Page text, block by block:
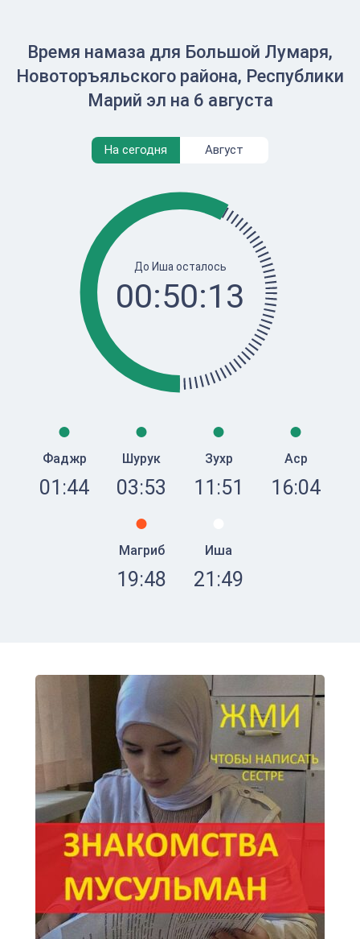
Время намаза для Большой Лумаря,
Новоторъяльского района, Республики
Марий эл на 6 августа
На сегодня Август
До Иша осталось
00:50:13
Фаджр
01:44
Шурук
03:53
Зухр
11:51
Аср
16:04
Магриб
19:48
Иша
21:49